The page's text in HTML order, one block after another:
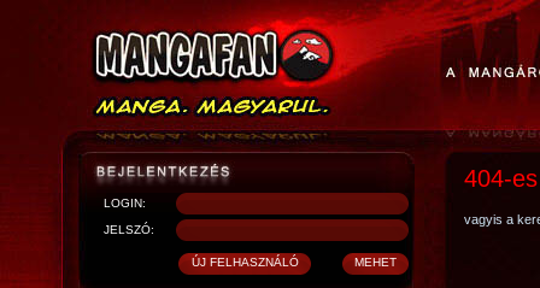
LOGIN:
JELSZÓ:
404-
vagyis a